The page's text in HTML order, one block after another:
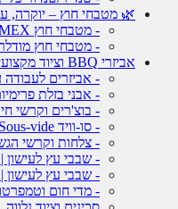
🌿 מטבחי חוץ – יוקרה,
- מטבחי חוץ ALUMEX - מטבח חוץ יוקרתי לכל החיים ✨🔥
- מטבחי חוץ
אביזרי BBQ וציוד מקצועי לגריל מעשנות טאבון וטיפול בבשר
- אביזרים
- אבני בזלת
- בוצ'רים וקרשי
- סו-וויד Sous-vide
- צלחות וקרשי
- שבבי עץ לעישון
- שבבי עץ לעישון
- מדי חום